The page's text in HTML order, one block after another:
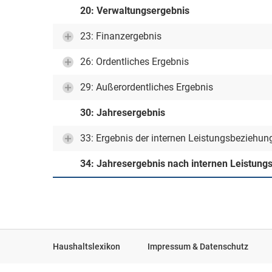
20: Verwaltungsergebnis
23: Finanzergebnis
26: Ordentliches Ergebnis
29: Außerordentliches Ergebnis
30: Jahresergebnis
33: Ergebnis der internen
34: Jahresergebnis nach internen
Haushaltslexikon Impressum & Datenschutz